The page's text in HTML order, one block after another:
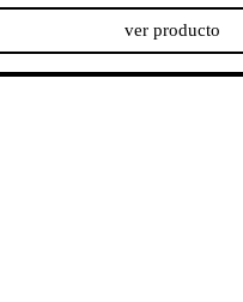
ver producto